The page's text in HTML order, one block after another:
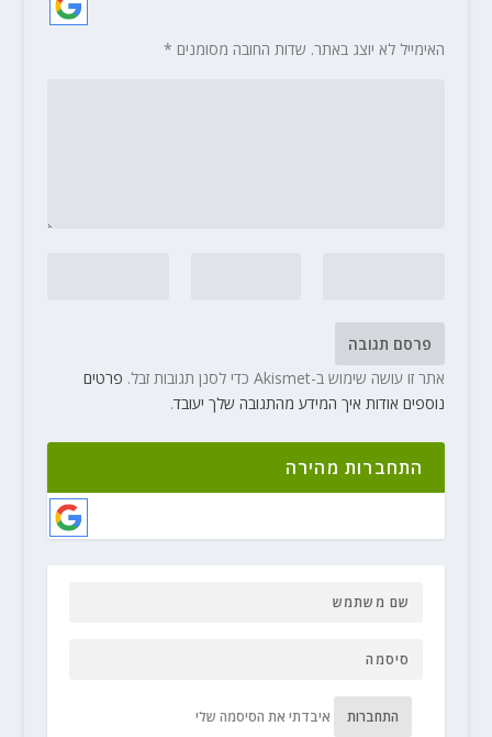
האימייל לא יוצג באתר. שדות החובה מסומנים *
אתר זו עושה שימוש ב-Akismet כדי לסנן תגובות זבל.
פרטים
נוספים אודות איך המידע מהתגובה שלך יעובד.
התחברות מהירה
התחברות איבדתי את הסיסמה שלי